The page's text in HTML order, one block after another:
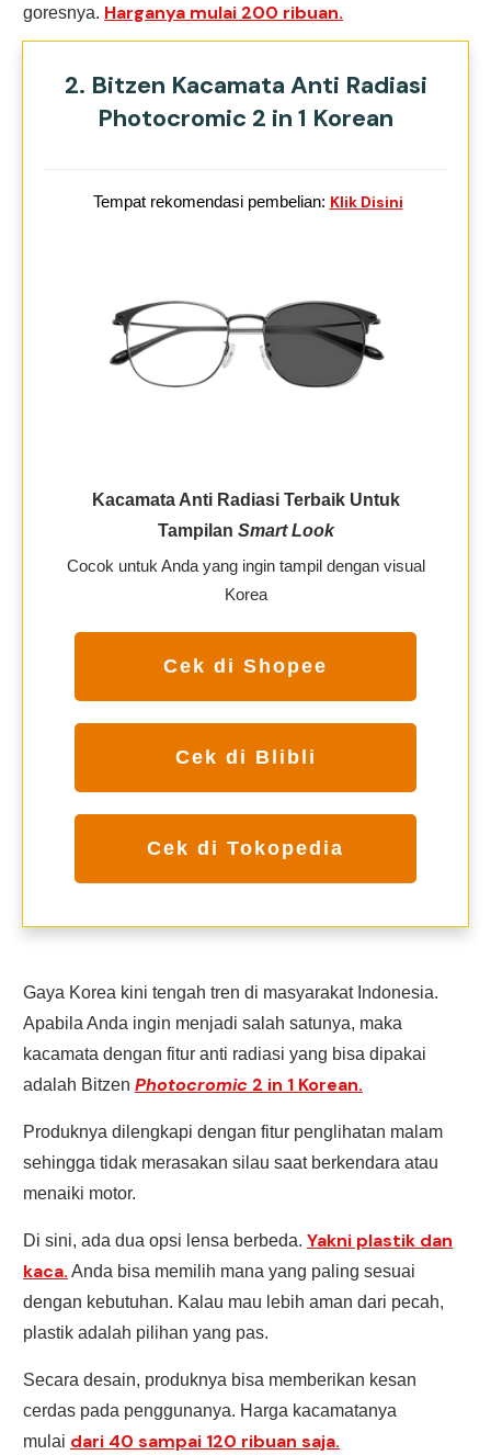
goresnya. Harganya mulai 200 ribuan.
2. Bitzen Kacamata Anti Radiasi
Photocromic 2 in 1 Korean
Tempat rekomendasi pembelian: Klik Disini
Kacamata Anti Radiasi Terbaik Untuk
Tampilan Smart Look
Cocok untuk Anda yang ingin tampil dengan visual
Korea
Cek di Shopee
Cek di Blibli
Cek di Tokopedia
Gaya Korea kini tengah tren di masyarakat Indonesia.
Apabila Anda ingin menjadi salah satunya, maka
kacamata dengan fitur anti radiasi yang bisa dipakai
adalah Bitzen Photocromic 2 in 1 Korean.
Produknya dilengkapi dengan fitur penglihatan malam
sehingga tidak merasakan silau saat berkendara atau
menaiki motor.
Di sini, ada dua opsi lensa berbeda. Yakni plastik dan
kaca. Anda bisa memilih mana yang paling sesuai
dengan kebutuhan. Kalau mau lebih aman dari pecah,
plastik adalah pilihan yang pas.
Secara desain, produknya bisa memberikan kesan
cerdas pada penggunanya. Harga kacamatanya
mulai dari 40 sampai 120 ribuan saja.